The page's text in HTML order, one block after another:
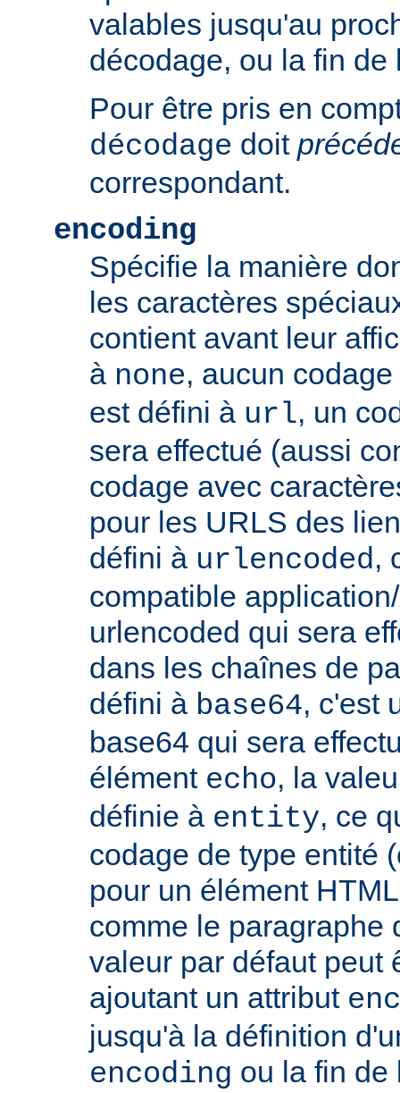
valables jusqu'au
décodage, ou la fin de
Pour être pris en
décodage doit
correspondant.
encoding
Spécifie la manière
les caractères
contient avant leur
à none, aucun
est défini à url, un
sera effectué (aussi
codage avec
pour les URLS des
défini à urlencoded,
compatible
urlencoded qui sera
dans les chaînes de
défini à base64, c'est
base64 qui sera
élément echo, la
définie à entity, ce
codage de type entité
pour un élément
comme le paragraphe
valeur par défaut peut
ajoutant un attribut
jusqu'à la définition
encoding ou la fin de